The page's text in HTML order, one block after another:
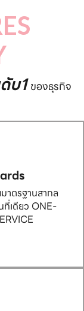
บ1ของธุรกิจ
าตรฐานสากล
ที่เดียว ONE-